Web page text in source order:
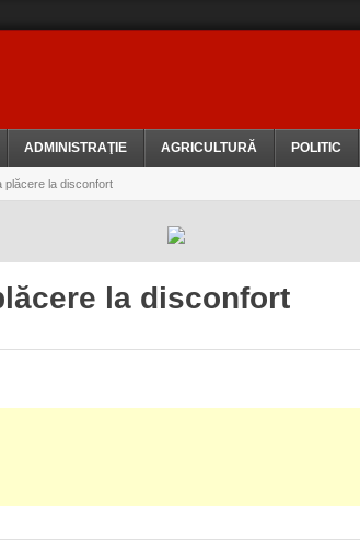
ADMINISTRAŢIE AGRICULTURĂ POLITIC
plăcere la disconfort
la disconfort